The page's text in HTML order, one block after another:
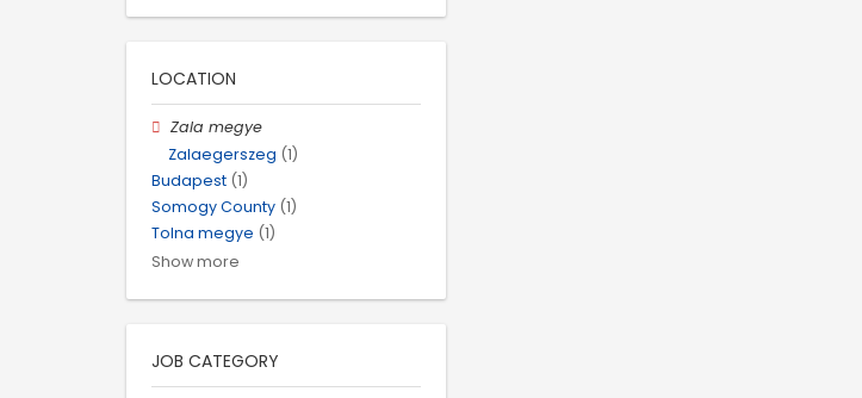
LOCATION
Zala megye
Zalaegerszeg (1)
Budapest (1)
Somogy County (1)
Tolna megye (1)
Show more
JOB CATEGORY